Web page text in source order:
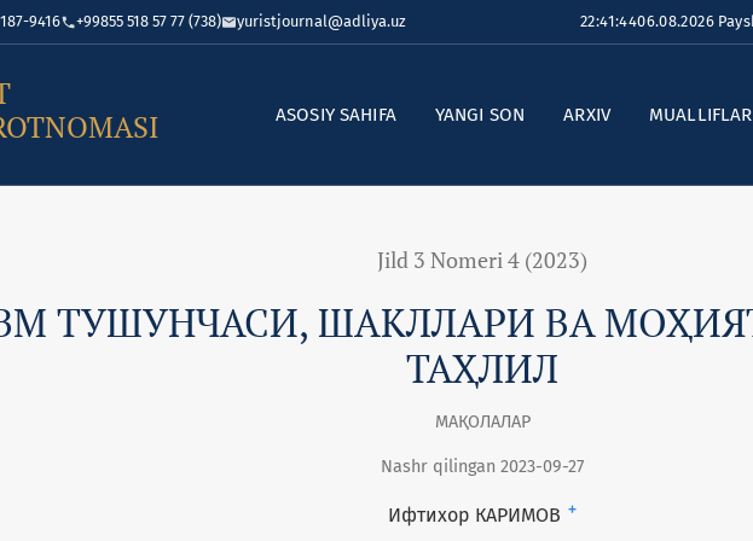
9416 +99855 518 57 77 (738) yuristjournal@adliya.uz 22:41:4506.08.2026
ASOSIY SAHIFA YANGI SON ARXIV
Jild 3 Nomeri 4 (2023)
ТУШУНЧАСИ, ШАКЛЛАРИ ВА
ТАҲЛИЛ
МАҚОЛАЛАР
Nashr qilingan 2023-09-27
Ифтихор КАРИМОВ +